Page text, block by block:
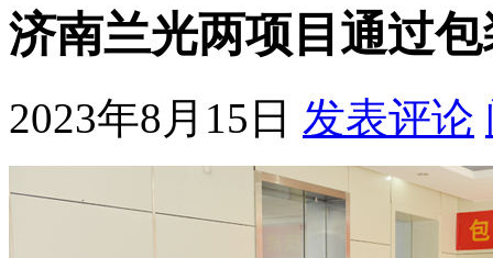
济南兰光两项目通过
2023年8月15日 发表评论